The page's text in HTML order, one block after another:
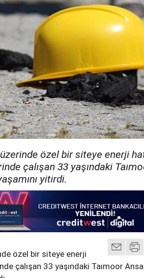
özel bir siteye enerji
çalışan 33 yaşındaki
yitirdi.
özel bir siteye enerji
çalışan 33 yaşındaki Taımoor